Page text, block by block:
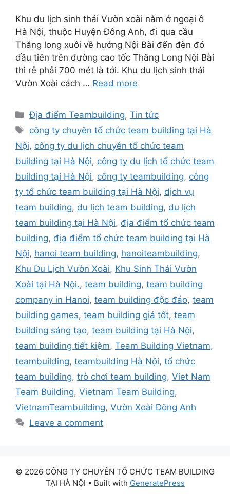
Khu du lịch sinh thái Vườn xoài nằm ở ngoại ô
Hà Nội, thuộc Huyện Đông Anh, đi qua cầu
Thăng long xuôi về hướng Nội Bài đến đèn đỏ
đầu tiên trên đường cao tốc Thăng Long Nội Bài
thì rẻ phải 700 mét là tới. Khu du lịch sinh thái
Vườn Xoài cách … Read more
Categories
Địa điểm Teambuilding,Tin tức
Tags
công ty chuyên tổ chức team building tại Hà
Nội, công ty du lịch chuyên tổ chức team
building tại Hà Nội, công ty du lịch tổ chức team
building tại Hà Nội, công ty teambuilding, công
ty tổ chức team building tại Hà Nội, dịch vụ
team building, du lịch team building, du lịch
team building tại Hà Nội, địa điểm tổ chức team
building, địa điểm tổ chức team building tại Hà
Nội, hanoi team building, hanoiteambuilding,
Khu Du Lịch Vườn Xoài, Khu Sinh Thái Vườn
Xoài tại Hà Nội., team building, team building
company in Hanoi, team building độc đáo, team
building games, team building giá tốt, team
building sáng tạo, team building tại Hà Nội,
team building tiết kiệm, Team Building Vietnam,
teambuilding, teambuilding Hà Nội, tổ chức
team building, trò chơi team building, Viet Nam
Team Building, Vietnam Team Building,
VietnamTeambuilding, Vườn Xoài Đông Anh
Leave a comment
© 2026 CÔNG TY CHUYÊN TỔ CHỨC TEAM BUILDING
TẠI HÀ NỘI • Built with GeneratePress